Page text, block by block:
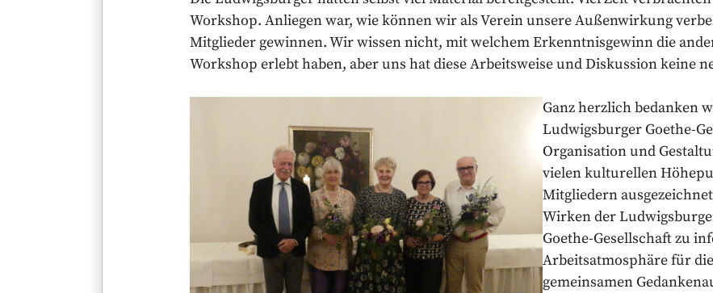
Workshop. Anliegen war, wie können wir als Verein unsere Außenwirkung
Mitglieder gewinnen. Wir wissen nicht, mit welchem Erkenntnisgewinn die
Workshop erlebt haben, aber uns hat diese Arbeitsweise und Diskussion keine
Ganz herzlich bedanken
Ludwigsburger Goethe-
Organisation und
vielen kulturellen
Mitgliedern
Wirken der
Goethe-Gesellschaft zu
Arbeitsatmosphäre für
gemeinsamen